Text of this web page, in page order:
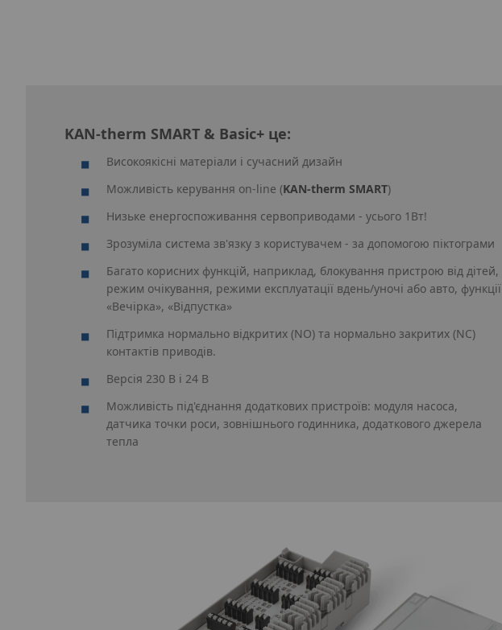
KAN‑therm SMART & Basic+ це:
Високоякісні матеріали і сучасний дизайн
Можливість керування on-line (KAN‑therm SMART)
Низьке енергоспоживання сервоприводами - усього 1Вт!
Зрозуміла система зв'язку з користувачем - за допомогою піктограми
Багато корисних функцій, наприклад, блокування пристрою від дітей,
режим очікування, режими експлуатації вдень/уночі або авто, функції
«Вечірка», «Відпустка»
Підтримка нормально відкритих (NO) та нормально закритих (NC)
контактів приводів.
Версія 230 В і 24 В
Можливість під'єднання додаткових пристроїв: модуля насоса,
датчика точки роси, зовнішнього годинника, додаткового джерела
тепла